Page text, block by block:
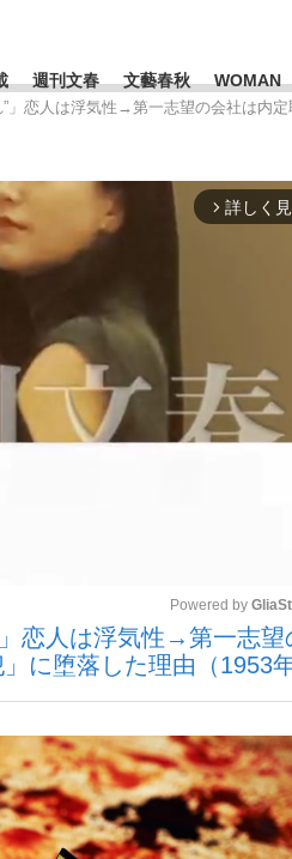
「最悪の空
聞... 「クマが悪者
週刊文春 文藝春秋 WOMAN
」恋人は浮気性→第一志望の会社は
arrow_forward_ios 詳しく
Mute
Powered by
恋人は浮気性→第一志
に堕落した理由（1953年